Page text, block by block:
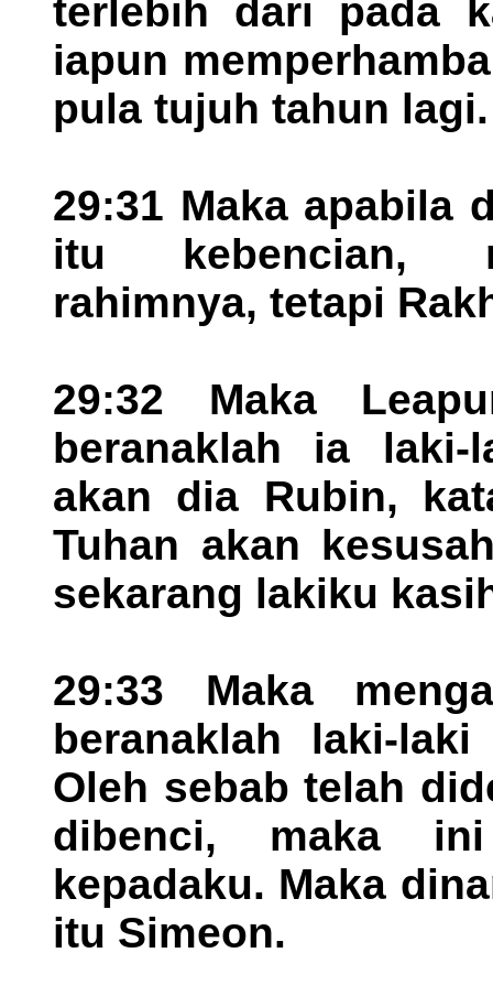
terlebih dari pada
iapun
pula tujuh tahun lagi.
29:31 Maka apabila
itu kebencian,
rahimnya, tetapi
29:32 Maka
beranaklah ia laki-
akan dia Rubin,
Tuhan akan
sekarang lakiku
29:33 Maka
beranaklah laki-
Oleh sebab telah
dibenci, maka ini
kepadaku. Maka
itu Simeon.